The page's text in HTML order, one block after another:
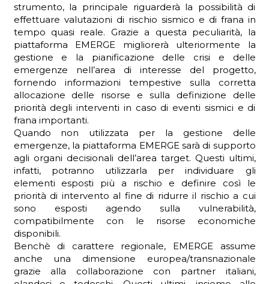
strumento, la principale riguarderà la possibilità di
effettuare valutazioni di rischio sismico e di frana in
tempo quasi reale. Grazie a questa peculiarità, la
piattaforma EMERGE migliorerà ulteriormente la
gestione e la pianificazione delle crisi e delle
emergenze nell’area di interesse del progetto,
fornendo informazioni tempestive sulla corretta
allocazione delle risorse e sulla definizione delle
priorità degli interventi in caso di eventi sismici e di
frana importanti.
Quando non utilizzata per la gestione delle
emergenze, la piattaforma EMERGE sarà di supporto
agli organi decisionali dell’area target. Questi ultimi,
infatti, potranno utilizzarla per individuare gli
elementi esposti più a rischio e definire così le
priorità di intervento al fine di ridurre il rischio a cui
sono esposti agendo sulla vulnerabilità,
compatibilmente con le risorse economiche
disponibili.
Benchè di carattere regionale, EMERGE assume
anche una dimensione europea/transnazionale
grazie alla collaborazione con partner italiani,